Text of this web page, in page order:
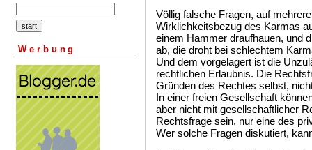
Werbung
Völlig falsche Fragen, auf
Wirklichkeitsbezug des Karmas
einem Hammer draufhauen, und
ab, die droht bei schlechtem
Und dem vorgelagert ist die
rechtlichen Erlaubnis. Die
Gründen des Rechtes selbst,
In einer freien Gesellschaft
aber nicht mit gesellschaftlicher
Rechtsfrage sein, nur eine des
Wer solche Fragen diskutiert,